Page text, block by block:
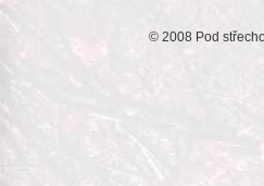
© 2008 Pod